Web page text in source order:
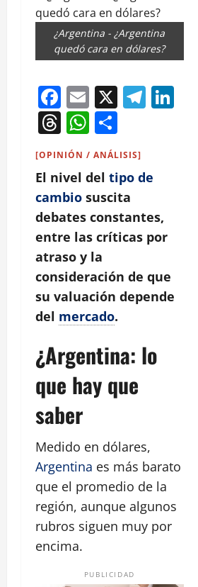
¿Argentina - ¿Argentina
quedó cara en dólares?
Facebook
Email
X
Threads
WhatsApp
[OPINIÓN / ANÁLISIS]
El nivel del tipo de
cambio suscita
debates constantes,
entre las críticas por
atraso y la
consideración de que
su valuación depende
del mercado.
¿Argentina: lo
que hay que
saber
Medido en dólares,
Argentina es más barato
que el promedio de la
región, aunque algunos
rubros siguen muy por
encima.
PUBLICIDAD